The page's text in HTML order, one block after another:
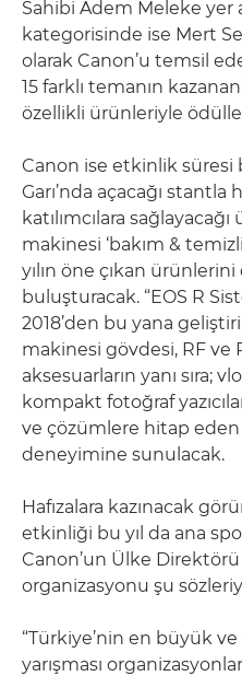
Sahibi Adem Meleke yer
kategorisinde ise Mert
olarak Canon’u temsil
15 farklı temanın
özellikli ürünleriyle
Canon ise etkinlik süresi
Garı’nda açacağı stantla
katılımcılara
makinesi ‘bakım &
yılın öne çıkan
buluşturacak. “EOS R
2018’den bu yana
makinesi gövdesi, RF ve
aksesuarların yanı sıra;
kompakt fotoğraf
ve çözümlere hitap eden
deneyimine sunulacak.
Hafızalara kazınacak
etkinliği bu yıl da ana
Canon’un Ülke
organizasyonu şu
“Türkiye’nin en büyük
yarışması